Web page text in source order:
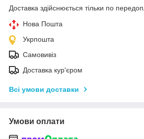
Доставка здійснюється тільки по
Нова Пошта
Укрпошта
Самовивіз
Доставка кур'єром
Всі умови доставки
Умови оплати